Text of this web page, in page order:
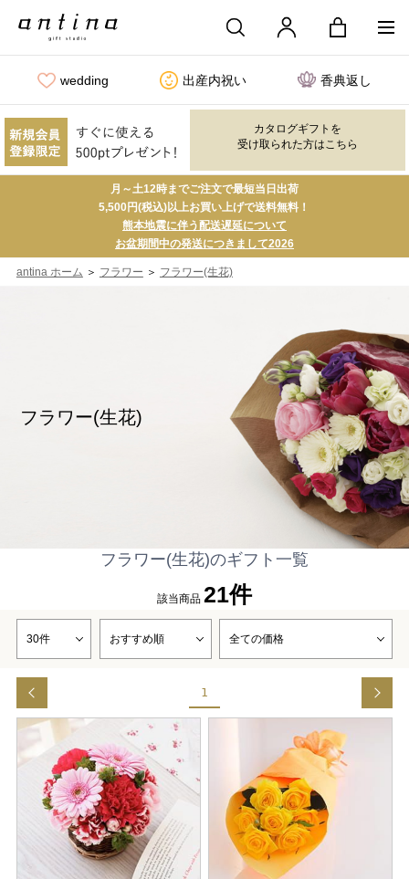
wedding 出産内祝い 香典返し
カタログギフトを
受け取られた方はこちら
月～土12時までご注文で最短当日出荷
5,500円(税込)以上お買い上げで送料無料！
熊本地震に伴う配送遅延について
お盆期間中の発送につきまして2026
antina ホーム ＞ フラワー ＞ フラワー(生花)
フラワー(生花)
フラワー(生花)のギフト一覧
該当商品 21件
1